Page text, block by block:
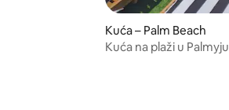
Kuća – Palm Beach
Kuća na plaži u Palmyju